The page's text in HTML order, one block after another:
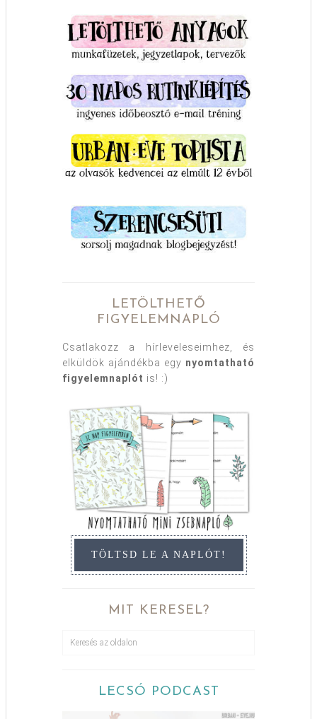
LETÖLTHETŐ
FIGYELEMNAPLÓ
Csatlakozz a hírleveleseimhez, és
elküldök ajándékba egy nyomtatható
figyelemnaplót is! :)
TÖLTSD LE A NAPLÓT!
MIT KERESEL?
LECSÓ PODCAST